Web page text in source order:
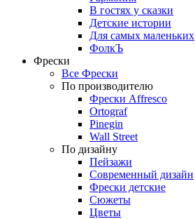
В гостях у сказки
Детские истории
Для самых маленьких
ФолкЪ
Фрески
Все Фрески
По производителю
Фрески Affresco
Ortograf
Pinegin
Wall Street
По дизайну
Пейзажи
Современный дизайн
Фрески детские
Сюжеты
Цветы